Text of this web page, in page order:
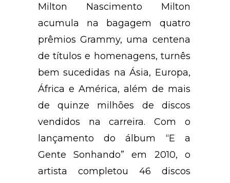
Milton Nascimento Milton
acumula na bagagem quatro
prêmios Grammy, uma centena
de títulos e homenagens, turnês
bem sucedidas na Ásia, Europa,
África e América, além de mais
de quinze milhões de discos
vendidos na carreira. Com o
lançamento do álbum “E a
Gente Sonhando” em 2010, o
artista completou 46 discos